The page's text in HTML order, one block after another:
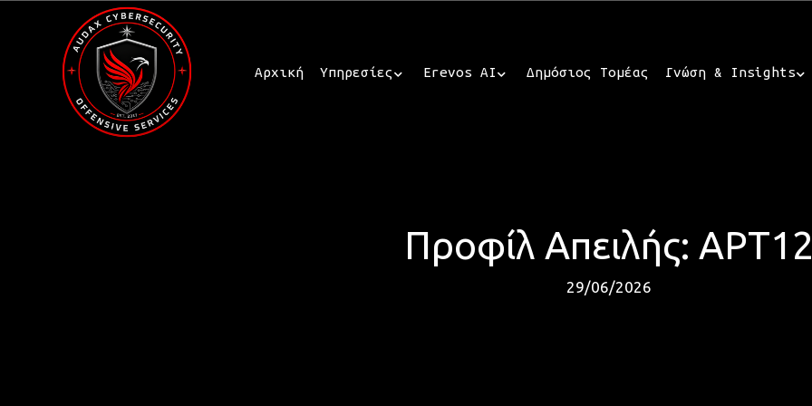
Αρχική Υπηρεσίες Erevos AI Δημόσιος Τομέας Γνώση & Insights
Προφίλ Απειλής: APT12
29/06/2026